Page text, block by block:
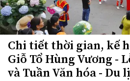
Chi tiết thời gian, kế
Giỗ Tổ Hùng Vương -
và Tuần Văn hóa - Du